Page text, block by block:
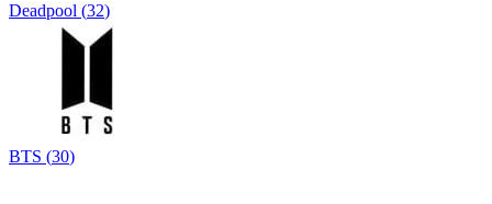
Deadpool (32)
BTS (30)